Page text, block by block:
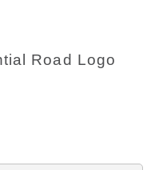
Road Logo